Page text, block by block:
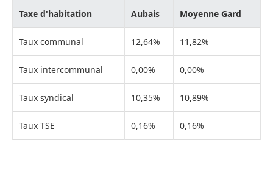
Taxe d'habitation Aubais Moyenne Gard
Taux communal 12,64% 11,82%
Taux intercommunal 0,00% 0,00%
Taux syndical 10,35% 10,89%
Taux TSE 0,16% 0,16%